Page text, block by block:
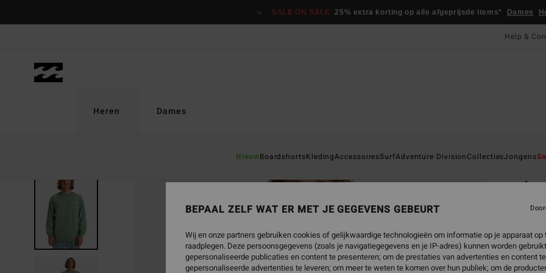
SALE ON SALE 25% extra korting op alle afgeprijsde items* Dames
Help &
Heren
NieuwBoardshortsKledingAccessoiresSurfAdventure DivisionCollectiesJongens
Dames
ECO-
€
SALE
BEPAAL ZELF WAT ER MET JE GEGEVENS GEBEURT
Wij en onze partners gebruiken cookies of gelijkwaardige technologieën om informatie op je apparaat
raadplegen. Deze persoonsgegevens (zoals je navigatiegegevens en je IP-adres) kunnen worden
gepersonaliseerde publicaties en content te presenteren; om de prestaties van advertenties en content
gepersonaliseerde advertenties te leveren; om meer te weten te komen over hun publiek; om de